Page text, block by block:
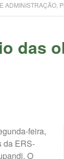
ADMINISTRAÇÃO,
das
feira,
da ERS-
O